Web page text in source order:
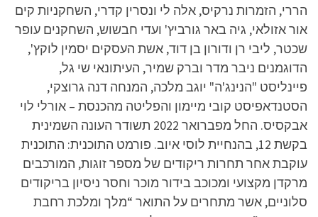
הררי, הזמרות נרקיס, אלה לי ונסרין קדרי, השחקניות קים
אור אזולאי, גיה באר גורביץ' ועדי חבשוש, השחקנים עופר
שכטר, ליבי רן ודורון בן דוד, אשת העסקים יסמין לוקץ',
הדוגמנים ניבר מדר וברק שמיר, העיתונאי שי גל,
פיינליסט "הנינג'ה" יוגב מלכה, המנחה דנה גרוצקי,
הסטנדאפיסט קובי מיימון והפליטה מהכנסת – אורלי לוי
אבקסיס. החל מפברואר 2022 תשודר העונה השמינית
בקשת 12, בהנחיית לוסי איוב. פורמט התוכנית: התוכנית
עוקבת אחר תחרות ריקודים של מספר זוגות, המורכבים
מרקדן מקצועי ומכוכב בידור מוכר וחסר ניסיון בריקודים
סלוניים, אשר מתחרים על התואר “מלך ומלכת רחבת